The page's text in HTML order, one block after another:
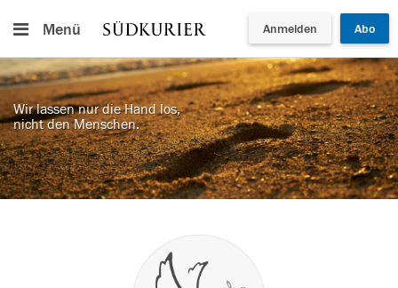
Menü Anmelden Abo
Wir lassen nur die Hand los,
nicht den Menschen.